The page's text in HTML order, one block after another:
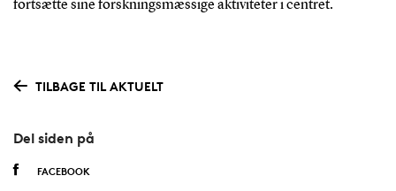
fortsætte sine forskningsmæssige aktiviteter i centret.
TILBAGE TIL AKTUELT
Del siden på
FACEBOOK